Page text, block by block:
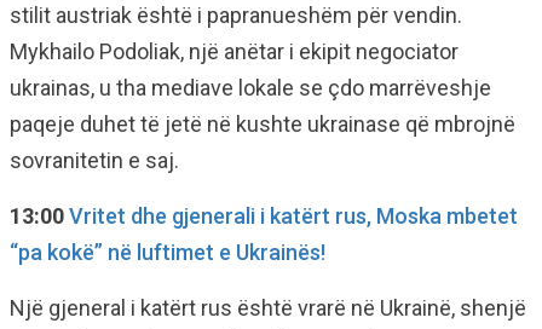
stilit austriak është i papranueshëm për vendin.
Mykhailo Podoliak, një anëtar i ekipit negociator
ukrainas, u tha mediave lokale se çdo marrëveshje
paqeje duhet të jetë në kushte ukrainase që mbrojnë
sovranitetin e saj.
13:00Vritet dhe gjenerali i katërt rus, Moska mbetet
“pa kokë” në luftimet e Ukrainës!
Një gjeneral i katërt rus është vrarë në Ukrainë, shenjë